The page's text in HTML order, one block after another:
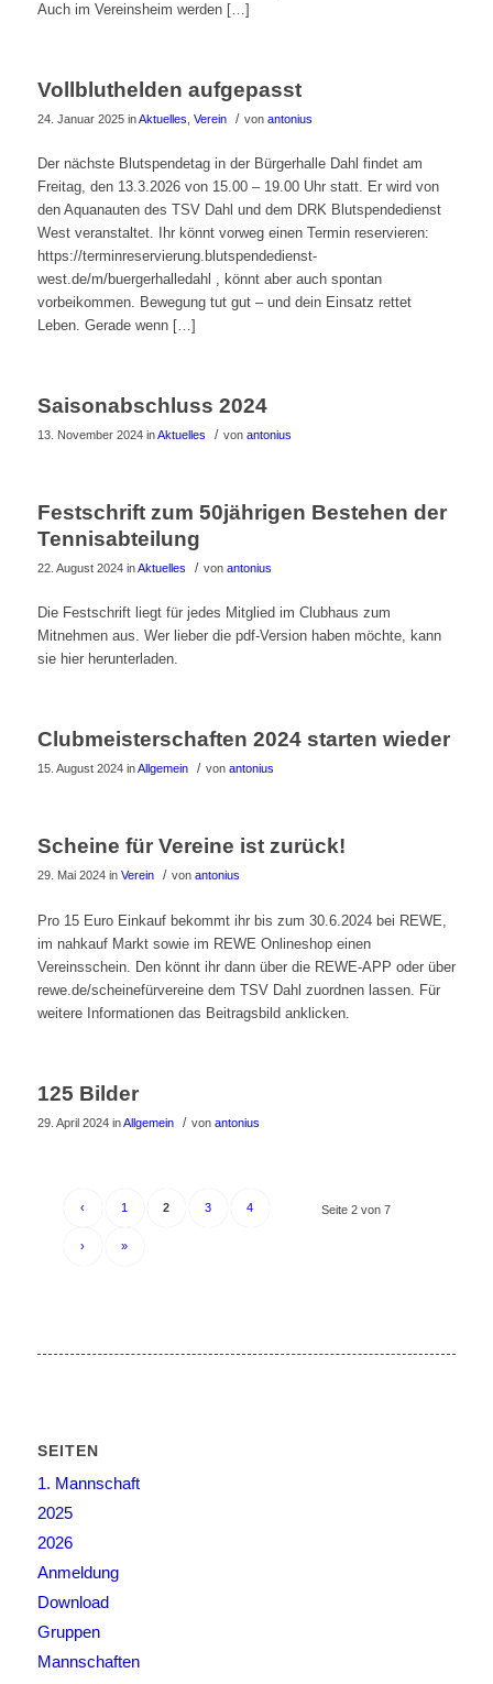
Auch im Vereinsheim werden […]
Vollbluthelden aufgepasst
24. Januar 2025 inAktuelles Verein / von antonius
Der nächste Blutspendetag in der Bürgerhalle Dahl findet am
Freitag, den 13.3.2026 von 15.00 – 19.00 Uhr statt. Er wird von
den Aquanauten des TSV Dahl und dem DRK Blutspendedienst
West veranstaltet. Ihr könnt vorweg einen Termin reservieren:
https://terminreservierung.blutspendedienst-
west.de/m/buergerhalledahl , könnt aber auch spontan
vorbeikommen. Bewegung tut gut – und dein Einsatz rettet
Leben. Gerade wenn […]
Saisonabschluss 2024
13. November 2024 inAktuelles / von antonius
Festschrift zum 50jährigen Bestehen der
Tennisabteilung
22. August 2024 inAktuelles / von antonius
Die Festschrift liegt für jedes Mitglied im Clubhaus zum
Mitnehmen aus. Wer lieber die pdf-Version haben möchte, kann
sie hier herunterladen.
Clubmeisterschaften 2024 starten wieder
15. August 2024 inAllgemein / von antonius
Scheine für Vereine ist zurück!
29. Mai 2024 in Verein / von antonius
Pro 15 Euro Einkauf bekommt ihr bis zum 30.6.2024 bei REWE,
im nahkauf Markt sowie im REWE Onlineshop einen
Vereinsschein. Den könnt ihr dann über die REWE-APP oder über
rewe.de/scheinefürvereine dem TSV Dahl zuordnen lassen. Für
weitere Informationen das Beitragsbild anklicken.
125 Bilder
29. April 2024 inAllgemein / von antonius
Seite 2 von 7
‹ 1 2 3 4
› »
SEITEN
1. Mannschaft
2025
2026
Anmeldung
Download
Gruppen
Mannschaften